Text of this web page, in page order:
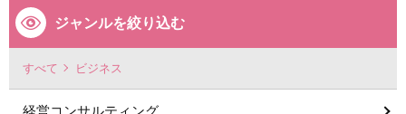
ジャンルを絞り込む
すべて ビジネス
経営コンサルティング